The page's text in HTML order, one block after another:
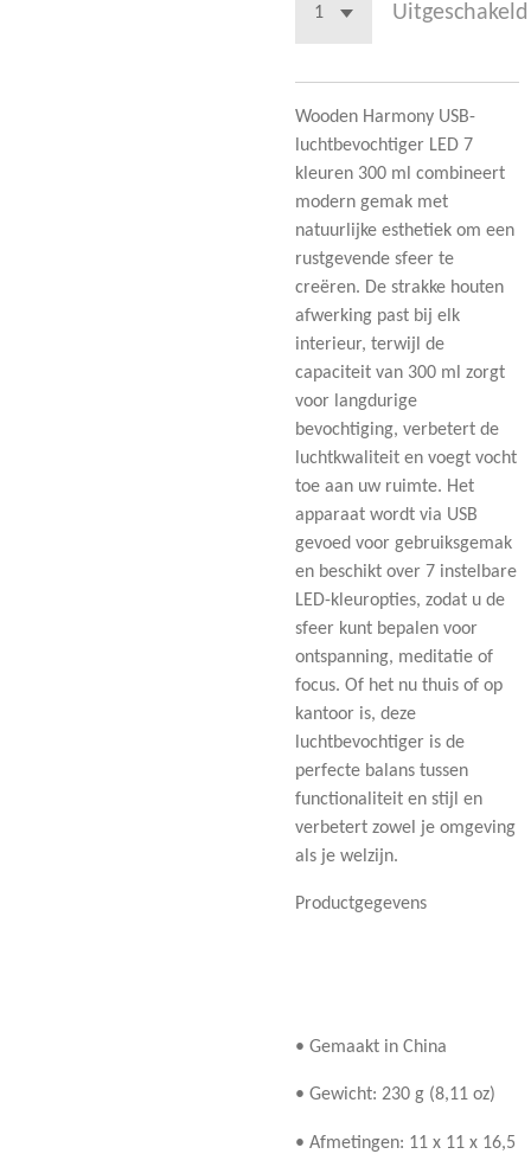
Uitgeschakeld
Wooden Harmony USB-
luchtbevochtiger LED 7
kleuren 300 ml combineert
modern gemak met
natuurlijke esthetiek om een
rustgevende sfeer te
creëren. De strakke houten
afwerking past bij elk
interieur, terwijl de
capaciteit van 300 ml zorgt
voor langdurige
bevochtiging, verbetert de
luchtkwaliteit en voegt vocht
toe aan uw ruimte. Het
apparaat wordt via USB
gevoed voor gebruiksgemak
en beschikt over 7 instelbare
LED-kleuropties, zodat u de
sfeer kunt bepalen voor
ontspanning, meditatie of
focus. Of het nu thuis of op
kantoor is, deze
luchtbevochtiger is de
perfecte balans tussen
functionaliteit en stijl en
verbetert zowel je omgeving
als je welzijn.
Productgegevens
• Gemaakt in China
• Gewicht: 230 g (8,11 oz)
• Afmetingen: 11 x 11 x 16,5